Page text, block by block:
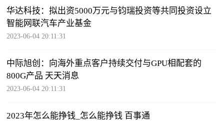
华达科技：拟出资5000万元与钧瑞投资等共同投资设立
智能网联汽车产业基金
2023-06-04 20:11:31
中际旭创：向海外重点客户持续交付与GPU相配套的
800G产品 天天消息
2023-06-04 20:11:31
2023年怎么能挣钱_怎么能挣钱 百事通